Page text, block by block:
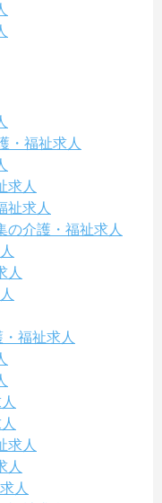
・福祉求人
求人
祉求人
の介護・福祉求人
人
福祉求人
求人
人
人